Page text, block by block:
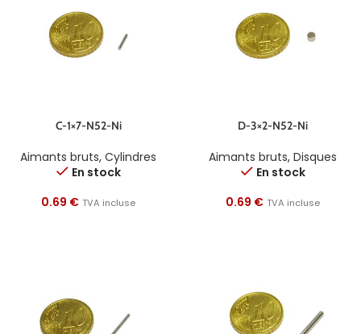
C-1×7-N52-Ni
Aimants bruts, Cylindres
En stock
0.69 € TVA incluse
D-3×2-N52-Ni
Aimants bruts, Disques
En stock
0.69 € TVA incluse